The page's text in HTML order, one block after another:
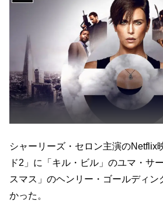
シャーリーズ・セロン主演のNetflix
ド2」に「キル・ビル」のユマ・サ
スマス」のヘンリー・ゴールディン
かった。